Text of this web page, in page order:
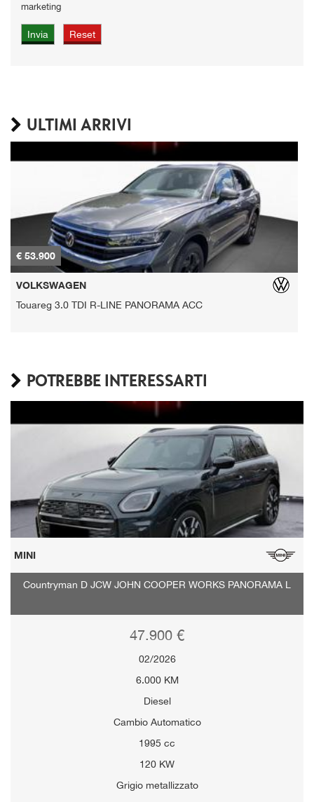
marketing
ULTIMI ARRIVI
€ 53.900
VOLKSWAGEN
Touareg 3.0 TDI R-LINE PANORAMA ACC
POTREBBE INTERESSARTI
MINI
Countryman D JCW JOHN COOPER WORKS PANORAMA L
47.900 €
02/2026
6.000 KM
Diesel
Cambio Automatico
1995 cc
120 KW
Grigio metallizzato